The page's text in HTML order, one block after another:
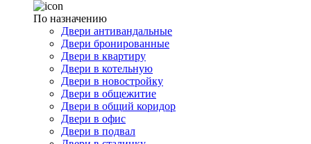
По назначению
Двери антивандальные
Двери бронированные
Двери в квартиру
Двери в котельную
Двери в новостройку
Двери в общежитие
Двери в общий коридор
Двери в офис
Двери в подвал